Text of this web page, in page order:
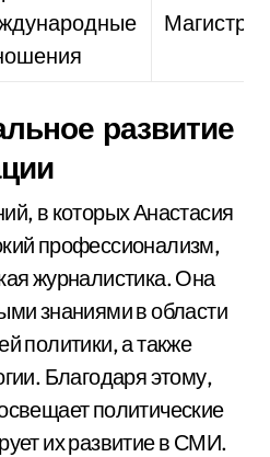
Магистр
развитие
в которых Анастасия
профессионализм,
журналистика. Она
знаниями в области
политики, а также
Благодаря этому,
политические
их развитие в СМИ.